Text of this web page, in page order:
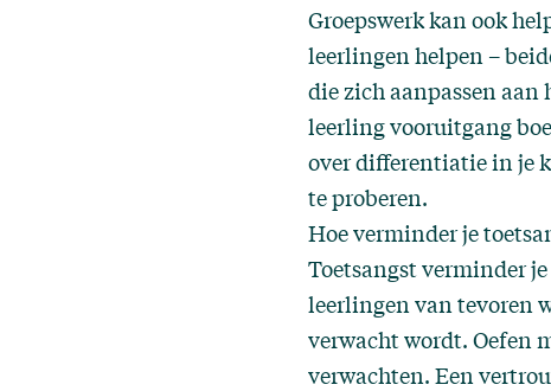
Groepswerk kan ook
leerlingen helpen –
die zich aanpassen
leerling vooruitgang
over differentiatie in je
te proberen.
Hoe verminder je
Toetsangst verminder
leerlingen van tevoren
verwacht wordt. Oefen
verwachten. Een